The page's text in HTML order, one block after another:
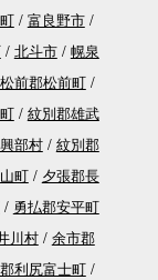
富良野市
北斗市
幌泉
松前郡松前町
紋別郡雄武
部村
紋別郡
町
夕張郡長
勇払郡安平町
川村
余市郡
利尻富士町